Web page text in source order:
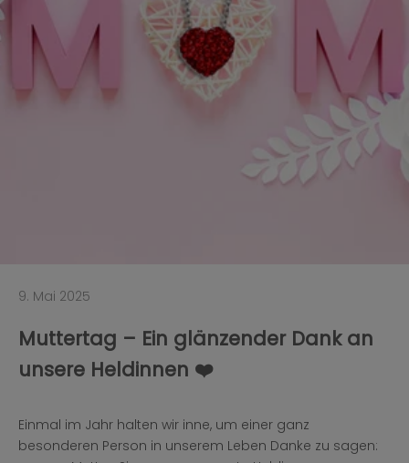
9. Mai 2025
Muttertag – Ein glänzender Dank an
unsere Heldinnen ❤️
Einmal im Jahr halten wir inne, um einer ganz
besonderen Person in unserem Leben Danke zu sagen: